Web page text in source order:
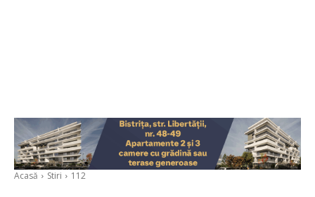
Acasă Stiri 112